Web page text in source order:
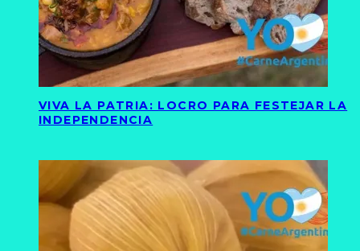
VIVA LA PATRIA: LOCRO PARA FESTEJAR LA
INDEPENDENCIA